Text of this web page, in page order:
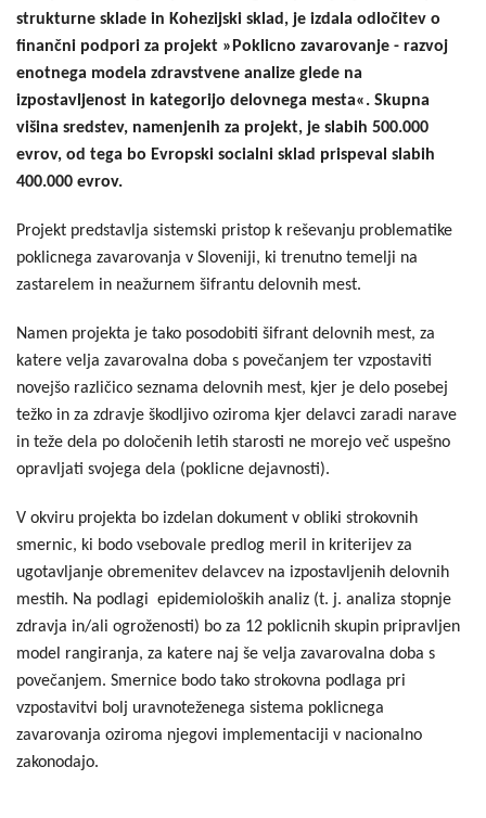
strukturne sklade in Kohezijski sklad, je izdala odločitev o
finančni podpori za projekt »Poklicno zavarovanje - razvoj
enotnega modela zdravstvene analize glede na
izpostavljenost in kategorijo delovnega mesta«. Skupna
višina sredstev, namenjenih za projekt, je slabih 500.000
evrov, od tega bo Evropski socialni sklad prispeval slabih
400.000 evrov.
Projekt predstavlja sistemski pristop k reševanju problematike
poklicnega zavarovanja v Sloveniji, ki trenutno temelji na
zastarelem in neažurnem šifrantu delovnih mest.
Namen projekta je tako posodobiti šifrant delovnih mest, za
katere velja zavarovalna doba s povečanjem ter vzpostaviti
novejšo različico seznama delovnih mest, kjer je delo posebej
težko in za zdravje škodljivo oziroma kjer delavci zaradi narave
in teže dela po določenih letih starosti ne morejo več uspešno
opravljati svojega dela (poklicne dejavnosti).
V okviru projekta bo izdelan dokument v obliki strokovnih
smernic, ki bodo vsebovale predlog meril in kriterijev za
ugotavljanje obremenitev delavcev na izpostavljenih delovnih
mestih. Na podlagi epidemioloških analiz (t. j. analiza stopnje
zdravja in/ali ogroženosti) bo za 12 poklicnih skupin pripravljen
model rangiranja, za katere naj še velja zavarovalna doba s
povečanjem. Smernice bodo tako strokovna podlaga pri
vzpostavitvi bolj uravnoteženega sistema poklicnega
zavarovanja oziroma njegovi implementaciji v nacionalno
zakonodajo.